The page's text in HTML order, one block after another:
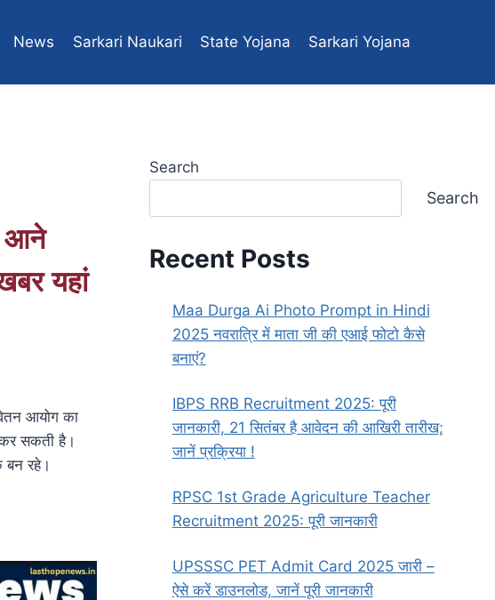
News Sarkari Naukari State Yojana Sarkari Yojana
आने
यहां
आयोग का
सकती है।
बन रहे।
Search
Search
Recent Posts
Maa Durga Ai Photo Prompt in Hindi
2025 नवरात्रि में माता जी की एआई फोटो कैसे
बनाएं?
IBPS RRB Recruitment 2025: पूरी
जानकारी, 21 सितंबर है आवेदन की आखिरी तारीख;
जानें प्रक्रिया !
RPSC 1st Grade Agriculture Teacher
Recruitment 2025: पूरी जानकारी
UPSSSC PET Admit Card 2025 जारी –
ऐसे करें डाउनलोड, जानें पूरी जानकारी